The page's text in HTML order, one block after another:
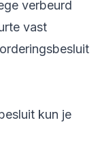
verbeurd
vast
kun je